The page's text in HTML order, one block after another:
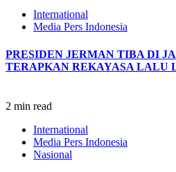
International
Media Pers Indonesia
PRESIDEN JERMAN TIBA DI
TERAPKAN REKAYASA LALU
2 min read
International
Media Pers Indonesia
Nasional